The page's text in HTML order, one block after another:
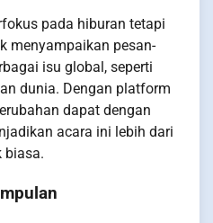
pada hiburan tetapi
menyampaikan pesan-
isu global, seperti
dunia. Dengan platform
dapat dengan
acara ini lebih dari
biasa.